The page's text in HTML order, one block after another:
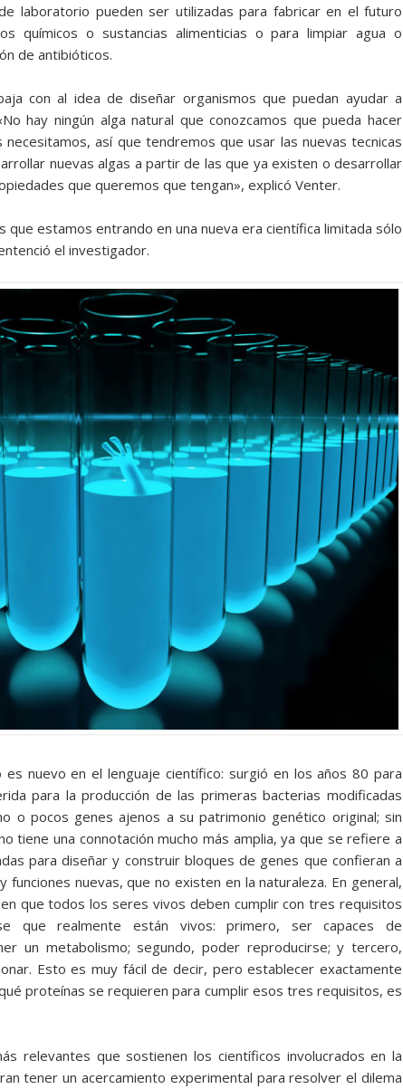
laboratorio pueden ser utilizadas para fabricar en el futuro
químicos o sustancias alimenticias o para limpiar agua o
de antibióticos.
con al idea de diseñar organismos que puedan ayudar a
hay ningún alga natural que conozcamos que pueda hacer
así que tendremos que usar las nuevas tecnicas
nuevas algas a partir de las que ya existen o desarrollar
que queremos que tengan», explicó Venter.
que estamos entrando en una nueva era científica limitada sólo
el investigador.
es nuevo en el lenguaje científico: surgió en los años 80 para
para la producción de las primeras bacterias modificadas
o pocos genes ajenos a su patrimonio genético original; sin
tiene una connotación mucho más amplia, ya que se refiere a
para diseñar y construir bloques de genes que confieran a
funciones nuevas, que no existen en la naturaleza. En general,
que todos los seres vivos deben cumplir con tres requisitos
que realmente están vivos: primero, ser capaces de
un metabolismo; segundo, poder reproducirse; y tercero,
Esto es muy fácil de decir, pero establecer exactamente
proteínas se requieren para cumplir esos tres requisitos, es
relevantes que sostienen los científicos involucrados en la
tener un acercamiento experimental para resolver el dilema